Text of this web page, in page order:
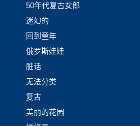
50年代复古女郎
迷幻的
回到童年
俄罗斯娃娃
脏话
无法分类
复古
美丽的花园